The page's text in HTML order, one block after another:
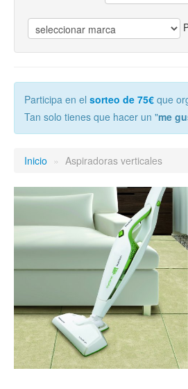
Participa en el sorteo de 75€ que
Tan solo tienes que hacer un "me
Inicio » Aspiradoras verticales